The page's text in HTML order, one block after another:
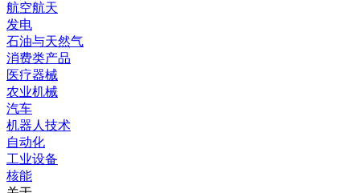
航空航天
发电
石油与天然气
消费类产品
医疗器械
农业机械
汽车
机器人技术
自动化
工业设备
核能